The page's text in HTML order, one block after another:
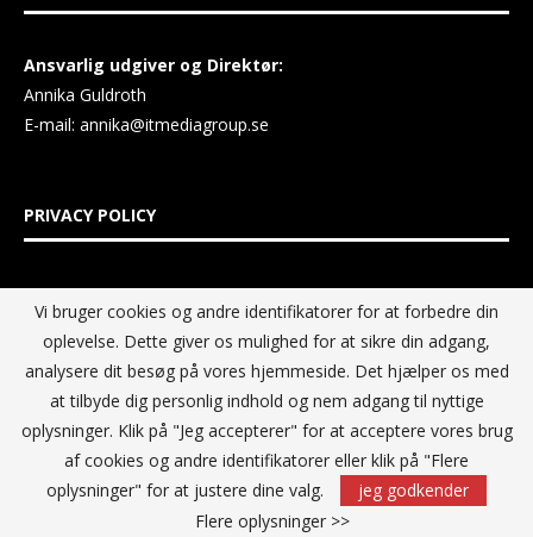
Ansvarlig udgiver og Direktør:
Annika Guldroth
E-mail: annika@itmediagroup.se
PRIVACY POLICY
IT MEDIA GROUP Data Privacy Policy
Vi bruger cookies og andre identifikatorer for at forbedre din
oplevelse. Dette giver os mulighed for at sikre din adgang,
analysere dit besøg på vores hjemmeside. Det hjælper os med
at tilbyde dig personlig indhold og nem adgang til nyttige
oplysninger. Klik på "Jeg accepterer" for at acceptere vores brug
af cookies og andre identifikatorer eller klik på "Flere
oplysninger" for at justere dine valg.
jeg godkender
Flere oplysninger >>